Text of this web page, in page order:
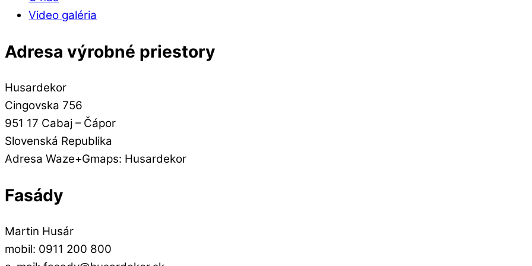
Video galéria
Adresa výrobné priestory
Husardekor
Cingovska 756
951 17 Cabaj – Čápor
Slovenská Republika
Adresa Waze+Gmaps: Husardekor
Fasády
Martin Husár
mobil: 0911 200 800